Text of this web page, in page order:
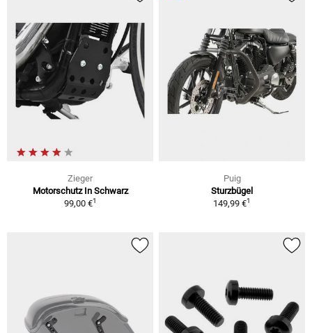
Zieger
Motorschutz In Schwarz
99,00 €1
Puig
Sturzbügel
149,99 €1